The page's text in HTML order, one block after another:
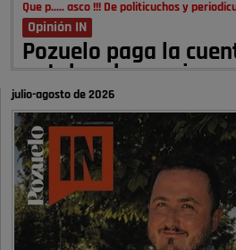
Que p..... asco !!! De politicuchos y
Opinión IN
Pozuelo paga la
autobombo: casi …
Señora Alcaldesa Ud no ha vivido nunca
hace más de 60 años , …
Pozuelo de Alarcón
Quejas por el
limpieza …
A ver si es posible que haya vivienda para
julio-agosto de 2026